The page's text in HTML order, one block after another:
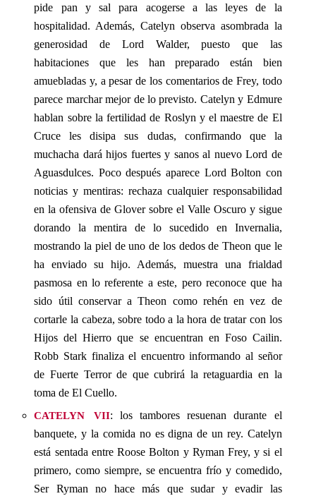
pide pan y sal para acogerse a las leyes de la
hospitalidad. Además, Catelyn observa asombrada la
generosidad de Lord Walder, puesto que las
habitaciones que les han preparado están bien
amuebladas y, a pesar de los comentarios de Frey, todo
parece marchar mejor de lo previsto. Catelyn y Edmure
hablan sobre la fertilidad de Roslyn y el maestre de El
Cruce les disipa sus dudas, confirmando que la
muchacha dará hijos fuertes y sanos al nuevo Lord de
Aguasdulces. Poco después aparece Lord Bolton con
noticias y mentiras: rechaza cualquier responsabilidad
en la ofensiva de Glover sobre el Valle Oscuro y sigue
dorando la mentira de lo sucedido en Invernalia,
mostrando la piel de uno de los dedos de Theon que le
ha enviado su hijo. Además, muestra una frialdad
pasmosa en lo referente a este, pero reconoce que ha
sido útil conservar a Theon como rehén en vez de
cortarle la cabeza, sobre todo a la hora de tratar con los
Hijos del Hierro que se encuentran en Foso Cailin.
Robb Stark finaliza el encuentro informando al señor
de Fuerte Terror de que cubrirá la retaguardia en la
toma de El Cuello.
catelyn vii: los tambores resuenan durante el
banquete, y la comida no es digna de un rey. Catelyn
está sentada entre Roose Bolton y Ryman Frey, y si el
primero, como siempre, se encuentra frío y comedido,
Ser Ryman no hace más que sudar y evadir las